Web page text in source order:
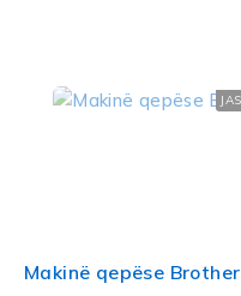
Makinë qepëse